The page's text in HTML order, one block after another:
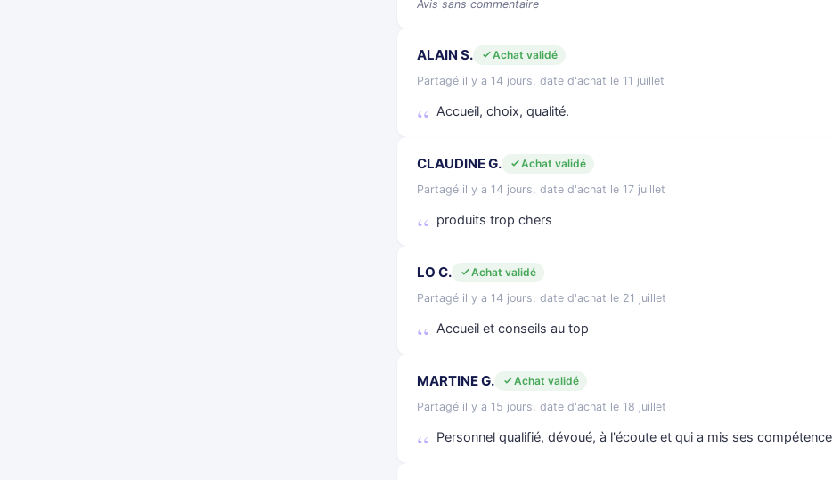
Avis sans commentaire
ALAIN S.
Achat validé
Partagé il y a 14 jours, date d'achat le 11 juillet
Accueil, choix, qualité.
CLAUDINE G.
Achat validé
Partagé il y a 14 jours, date d'achat le 17 juillet
produits trop chers
LO C.
Achat validé
Partagé il y a 14 jours, date d'achat le 21 juillet
Accueil et conseils au top
MARTINE G.
Achat validé
Partagé il y a 15 jours, date d'achat le 18 juillet
Personnel qualifié, dévoué, à l'écoute et qui a mis ses